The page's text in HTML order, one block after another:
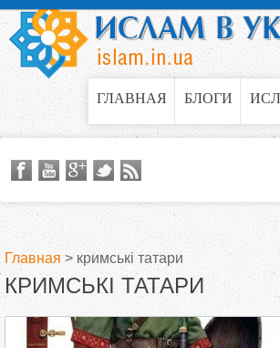
Jump to navigation
ГЛАВНАЯ БЛОГИ
В
Главная > кримські татари
КРИМСЬКІ ТАТАРИ